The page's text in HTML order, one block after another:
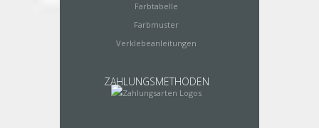
Farbtabelle
Farbmuster
Verklebeanleitungen
ZAHLUNGSMETHODEN